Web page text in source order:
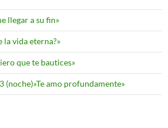
llegar a su fin»
la vida eterna?»
que te bautices»
(noche)»Te amo profundamente»